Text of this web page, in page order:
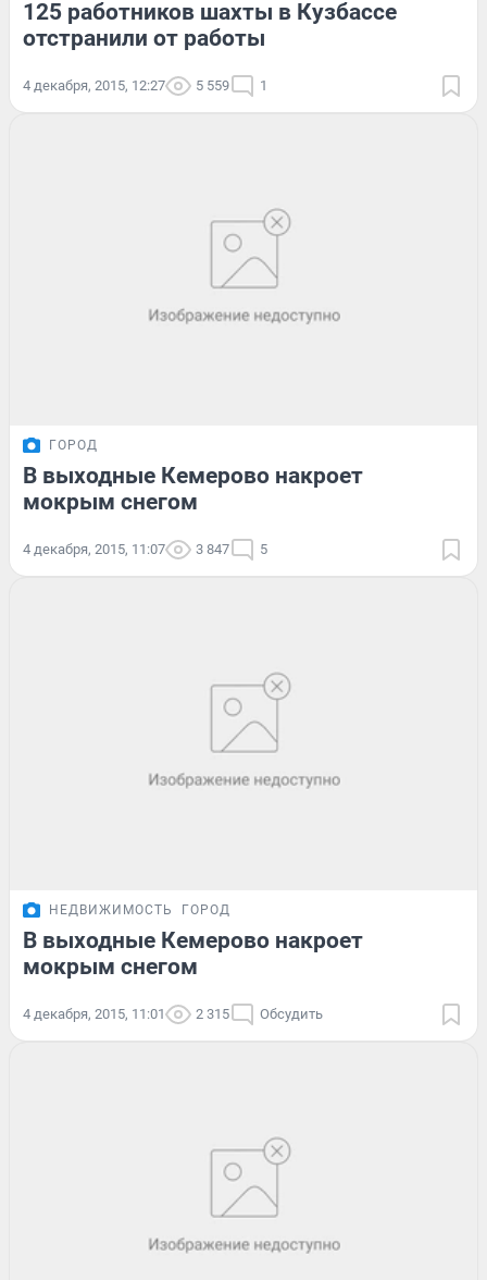
125 работников шахты в Кузбассе
отстранили от работы
4 декабря, 2015, 12:27 5 559 1
ГОРОД
В выходные Кемерово накроет
мокрым снегом
4 декабря, 2015, 11:07 3 847 5
НЕДВИЖИМОСТЬ ГОРОД
В выходные Кемерово накроет
мокрым снегом
4 декабря, 2015, 11:01 2 315 Обсудить